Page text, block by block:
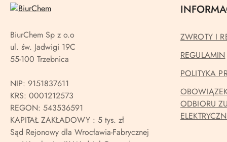
BiurChem Sp z o.o
ul. św. Jadwigi 19C
55-100 Trzebnica
NIP: 9151837611
KRS: 0001212573
REGON: 543536591
KAPITAŁ ZAKŁADOWY : 5 tys. zł
Sąd Rejonowy dla Wrocławia-Fabrycznej
ZWROTY I
REGULAMIN
POLITYKA
ODBIORU